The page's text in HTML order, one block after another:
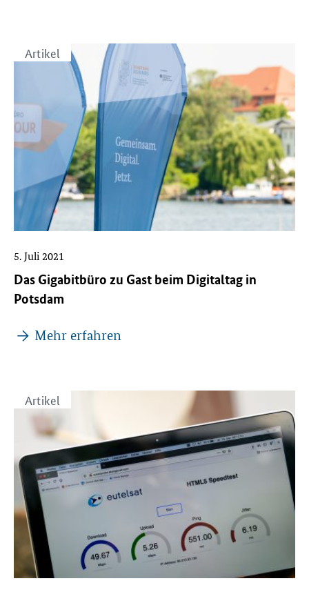
Artikel
Das Gigabitbüro zu Gast beim Digitaltag in
Potsdam
5. Juli 2021
Mehr erfahren
Artikel